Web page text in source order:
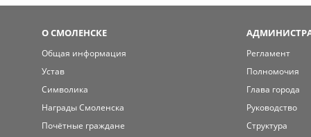
О СМОЛЕНСКЕ
Общая информация
Устав
Символика
Награды Смоленска
Почётные граждане
Регламент
Полномочия
Глава города
Руководство
Структура